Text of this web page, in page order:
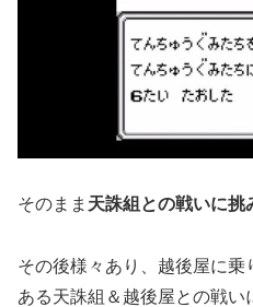
そのまま 天誅組との戦いに挑
その後様々あり、越後屋に
ある天誅組＆越後屋との戦い